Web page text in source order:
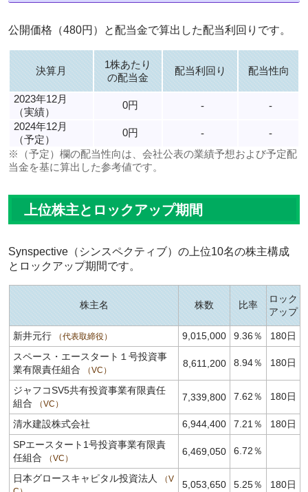
公開価格（480円）と配当金で算出した配当利回りです。
決算月
1株あたり
の配当金
配当利回り 配当性向
2023年12月
（実績）
0円 -
-
2024年12月
（予定）
0円 -
-
※（予定）欄の配当性向は、会社公表の業績予想および予定配
当金を基に算出した参考値です。
上位株主とロックアップ期間
Synspective（シンスペクティブ）の上位10名の株主構成
とロックアップ期間です。
株主名 株数 比率
ロック
アップ
新井元行 代表取締役 9,015,000 9.36％
180日
スペース・エースタート１号投資事
業有限責任組合
VC
8,611,200 8.94％ 180日
ジャフコSV5共有投資事業有限責任
組合
VC
7,339,800 7.62％ 180日
清水建設株式会社 6,944,400 7.21％
180日
SPエースタート1号投資事業有限責
任組合
VC
6,469,050 6.72％
日本グロースキャピタル投資法人
V
5,053,650 5.25％ 180日